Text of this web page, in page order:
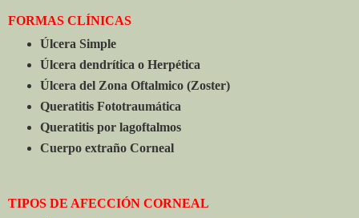
FORMAS CLÍNICAS
Úlcera Simple
Úlcera dendrítica o Herpética
Úlcera del Zona Oftalmico (Zoster)
Queratitis Fototraumática
Queratitis por lagoftalmos
Cuerpo extraño Corneal
TIPOS DE AFECCIÓN CORNEAL